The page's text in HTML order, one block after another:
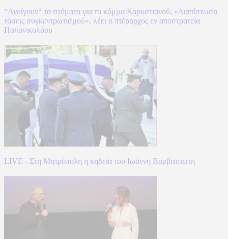
"Ανοίγουν" τα στόματα για το κόμμα Καρυστιανού: «Διαπίστωσα
τάσεις συγκεντρωτισμού», λέει ο πτέραρχος εν αποστρατεία
Παπανικολάου
LIVE - Στη Μητρόπολη η κηδεία του Ιωάννη Βαρβιτσιώτη